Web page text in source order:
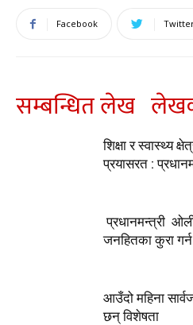
Facebook
सम्बन्धित लेख
शिक्षा र स्वास्थ्य
प्रयासरत :
प्रधानमन्त्री
जनहितका कुरा
आउँदो महिना
छन् विशेषता